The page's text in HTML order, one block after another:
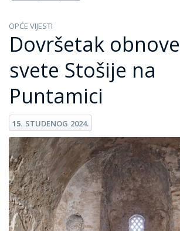
OPĆE VIJESTI
Dovršetak
svete Stošije na
Puntamici
15. STUDENOG 2024.